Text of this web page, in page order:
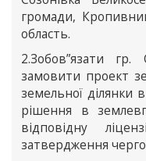
громади,
область.
2.Зобов”язати гр.
замовити проект
земельної ділянки
рішення в
відповідну
затвердження